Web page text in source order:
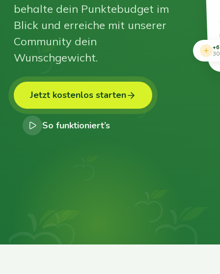
behalte dein Punktebudget im
Blick und erreiche mit unserer
Community dein
Wunschgewicht.
Jetzt kostenlos starten
So funktioniert’s